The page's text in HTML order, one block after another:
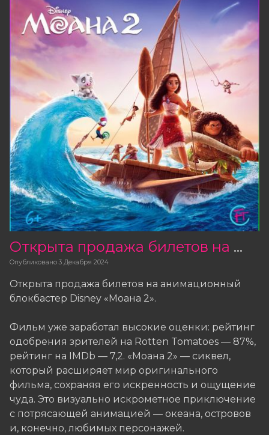
Открыта продажа билетов на фильм «Моана 2»
Опубликовано 3 Декабря 2024
Открыта продажа билетов на анимационный
блокбастер Disney «Моана 2».
Фильм уже заработал высокие оценки: рейтинг
одобрения зрителей на Rotten Tomatoes — 87%,
рейтинг на IMDb — 7,2. «Моана 2» — сиквел,
который расширяет мир оригинального
фильма, сохраняя его искренность и ощущение
чуда. Это визуально искрометное приключение
с потрясающей анимацией — океана, островов
и, конечно, любимых персонажей.